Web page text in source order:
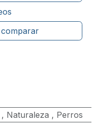
, Naturaleza , Perros